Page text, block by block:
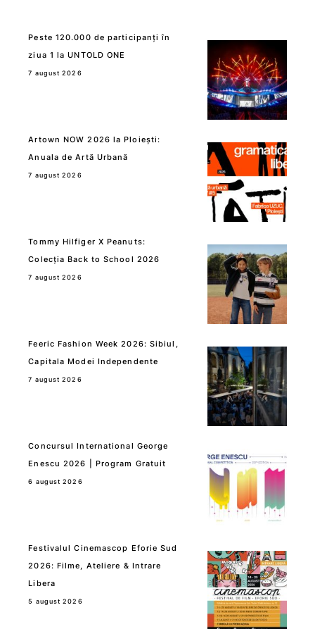
Peste 120.000 de participanți în
ziua 1 la UNTOLD ONE
7 august 2026
Artown NOW 2026 la Ploiești:
Anuala de Artă Urbană
7 august 2026
Tommy Hilfiger X Peanuts:
Colecția Back to School 2026
7 august 2026
Feeric Fashion Week 2026: Sibiul,
Capitala Modei Independente
7 august 2026
Concursul International George
Enescu 2026 | Program Gratuit
6 august 2026
Festivalul Cinemascop Eforie Sud
2026: Filme, Ateliere & Intrare
Libera
5 august 2026